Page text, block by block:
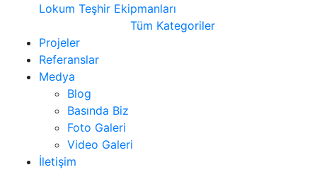
Lokum Teşhir Ekipmanları
Tüm Kategoriler
Projeler
Referanslar
Medya
Blog
Basında Biz
Foto Galeri
Video Galeri
İletişim